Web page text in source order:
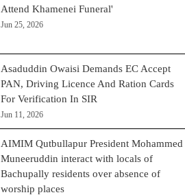
Attend Khamenei Funeral'
Jun 25, 2026
Asaduddin Owaisi Demands EC Accept
PAN, Driving Licence And Ration Cards
For Verification In SIR
Jun 11, 2026
AIMIM Qutbullapur President Mohammed
Muneeruddin interact with locals of
Bachupally residents over absence of
worship places